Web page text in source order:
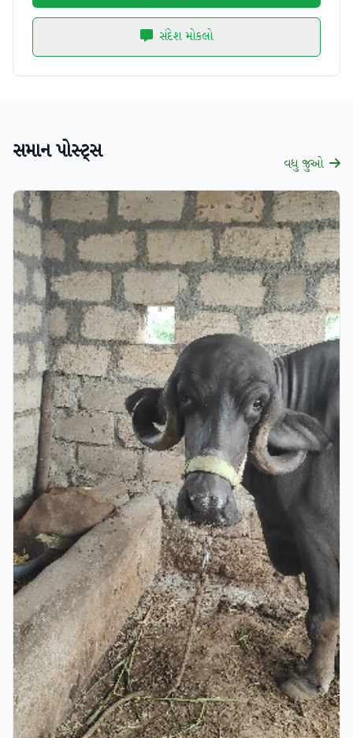
સંદેશ મોકલો
સમાન પોસ્ટ્સ વધુ જુઓ